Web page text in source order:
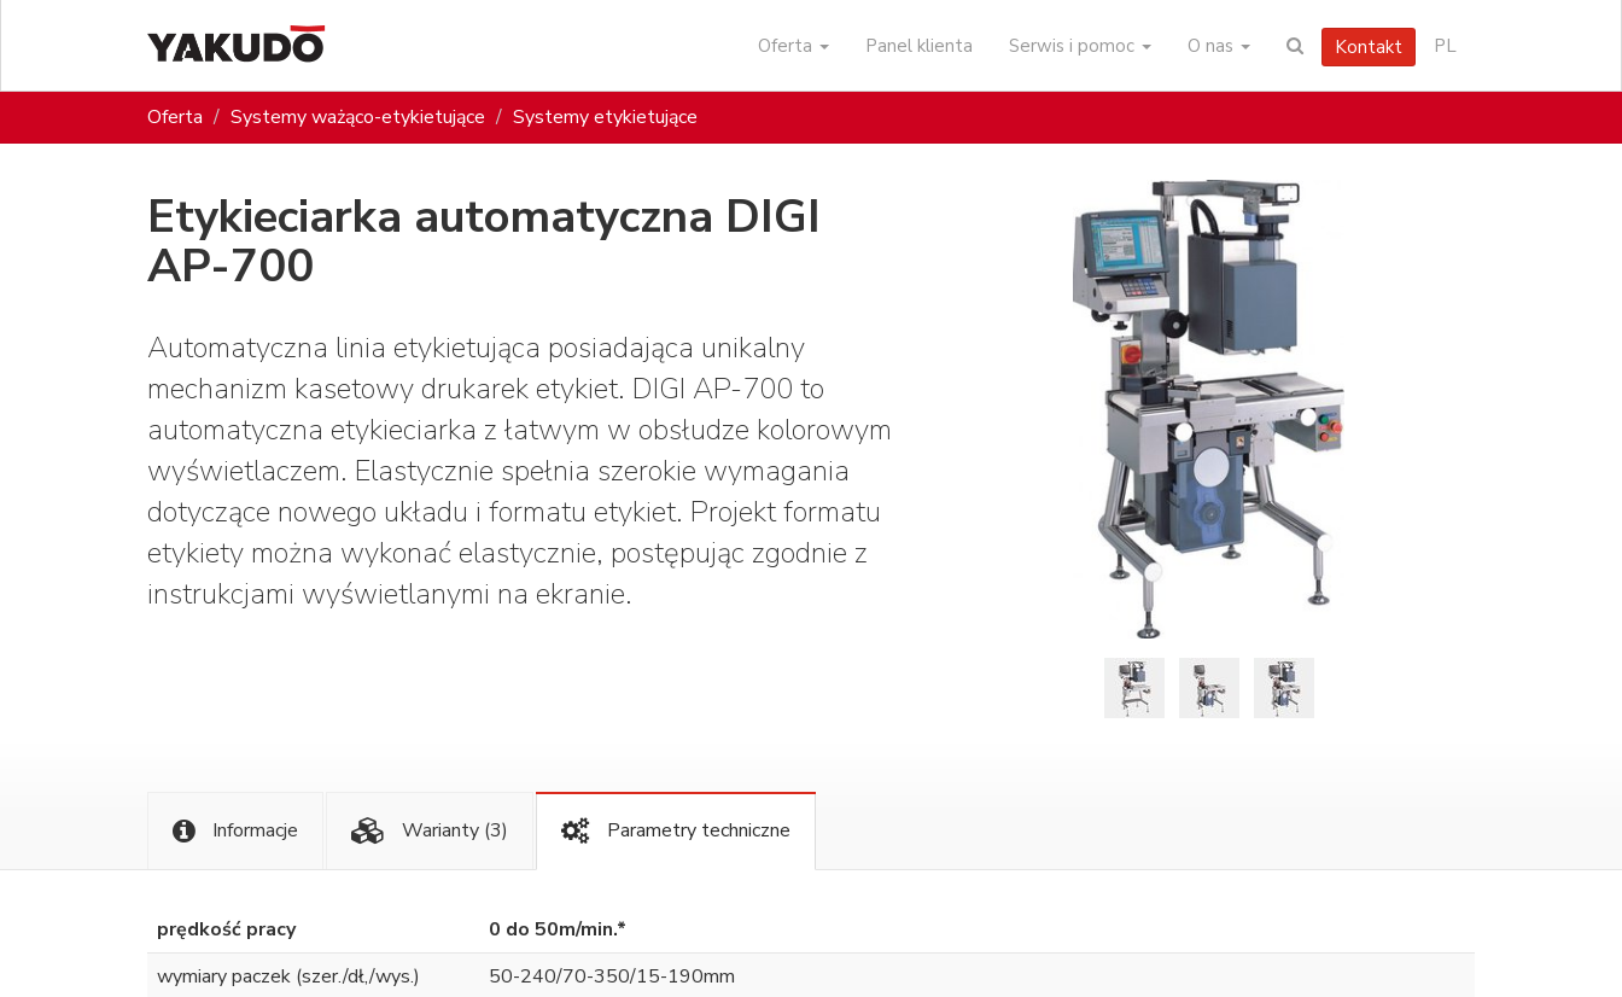
Oferta Panel klienta Serwis i pomoc O nas Kontakt PL
Oferta Systemy ważąco-etykietujące Systemy etykietujące
Etykieciarka automatyczna DIGI
AP-700
Automatyczna linia etykietująca posiadająca unikalny
mechanizm kasetowy drukarek etykiet. DIGI AP-700 to
automatyczna etykieciarka z łatwym w obsłudze kolorowym
wyświetlaczem. Elastycznie spełnia szerokie wymagania
dotyczące nowego układu i formatu etykiet. Projekt formatu
etykiety można wykonać elastycznie, postępując zgodnie z
instrukcjami wyświetlanymi na ekranie.
Informacje Warianty (3) Parametry techniczne
prędkość pracy
0 do 50m/min.*
wymiary paczek (szer./dł,/wys.)
50-240/70-350/15-190mm